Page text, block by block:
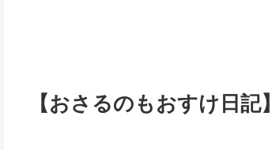
【おさるのもおすけ日